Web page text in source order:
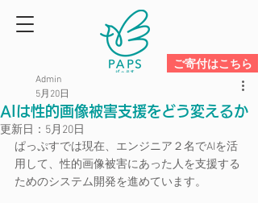
ご寄付はこちら
AIは性的画像被害支援をどう変えるか
Admin
5月20日
更新日： 5月20日
ぱっぷすでは現在、エンジニア２名でAIを活
用して、性的画像被害にあった人を支援する
ためのシステム開発を進めています。